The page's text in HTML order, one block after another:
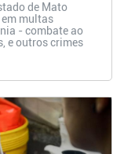
de Mato
multas
- combate ao
e outros crimes